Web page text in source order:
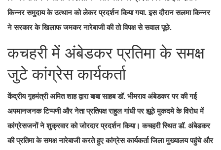
किन्नर समुदाय के उत्थान को लेकर प्रदर्शन किया गया. इस दौरान सलमा किन्नर
ने सरकार के खिलाफ जमकर नारेबाजी की तो विपक्ष से सवाल पूछे.
कचहरी में अंबेडकर प्रतिमा के समक्ष
जुटे कांग्रेस कार्यकर्ता
केंद्रीय गृहमंत्री अमित शाह द्वारा बाबा साहब डॉ. भीमराव अंबेडकर पर की गई
अपमानजनक टिप्पणी और नेता प्रतिपक्ष राहुल गांधी पर झूठे मुकदमे के विरोध में
कांग्रेसजनों ने शुक्रवार को जोरदार प्रदर्शन किया। कचहरी स्थित डॉ. अंबेडकर
की प्रतिमा के समक्ष नारेबाजी करते हुए कांग्रेस कार्यकर्ता जिला मुख्यालय पहुंचे और